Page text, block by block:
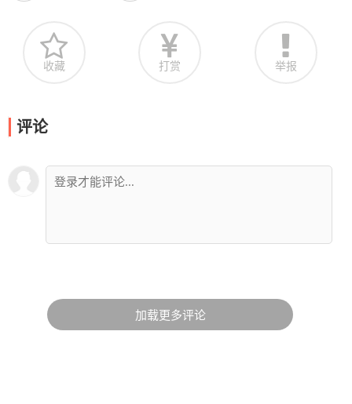
收藏 打赏 举报
评论
加载更多评论